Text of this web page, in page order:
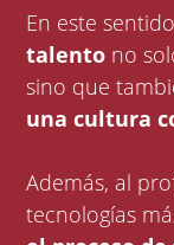
En este
talento no
sino que
una cultura
Además, al
tecnologías